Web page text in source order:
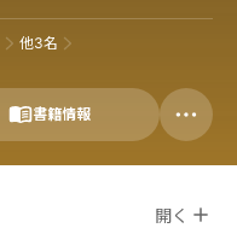
他3名
書籍情報
開く